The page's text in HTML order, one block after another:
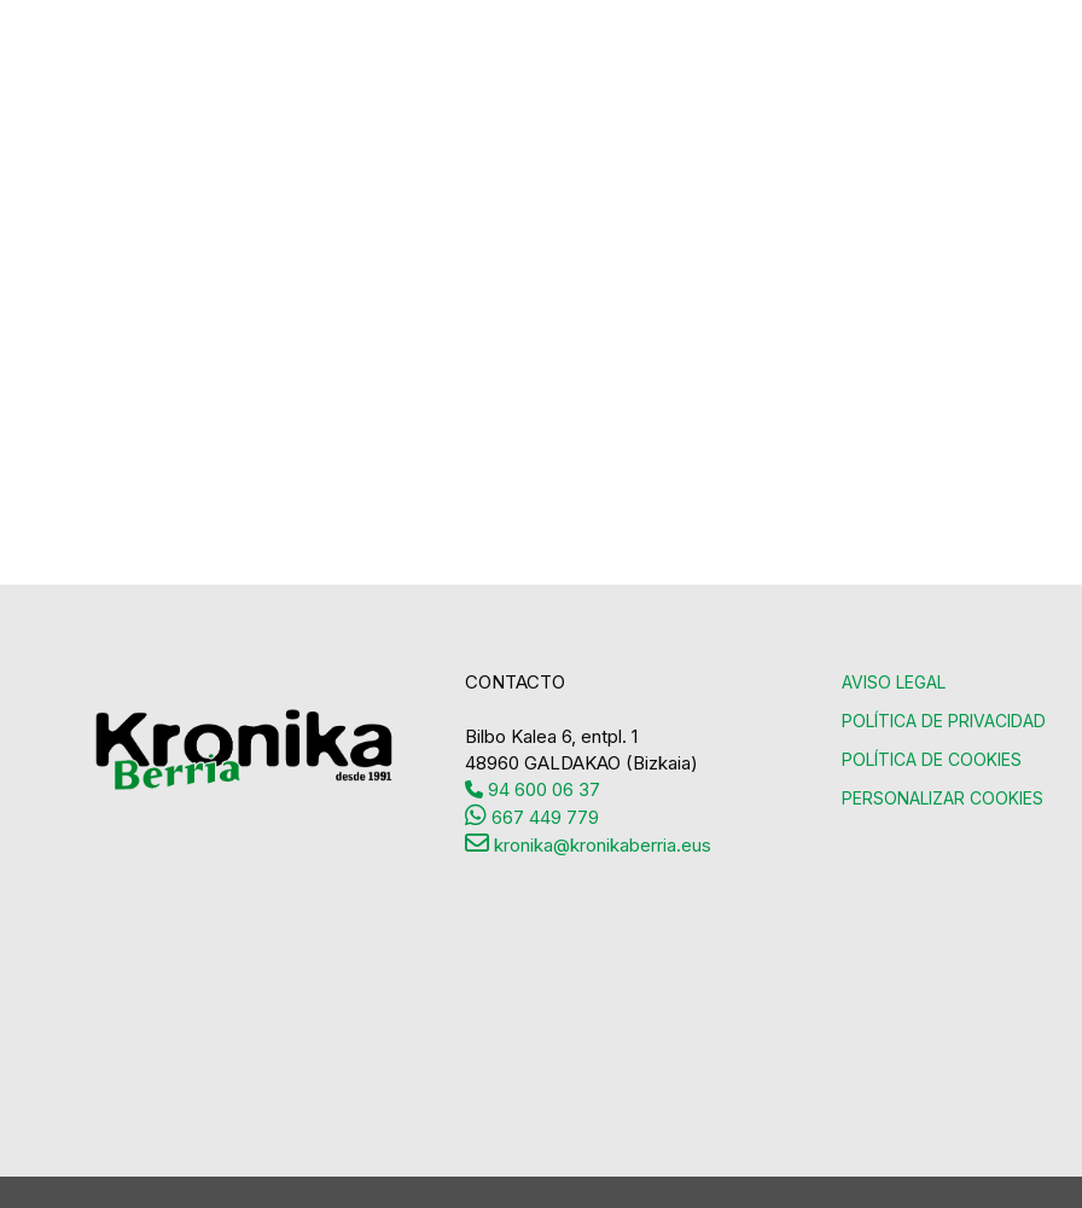
CONTACTO
Bilbo Kalea 6, entpl. 1
48960 GALDAKAO (Bizkaia)
94 600 06 37
667 449 779
kronika@kronikaberria.eus
AVISO LEGAL
POLÍTICA DE PRIVACIDAD
POLÍTICA DE COOKIES
PERSONALIZAR COOKIES